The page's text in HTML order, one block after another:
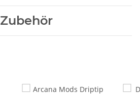
Zubehör